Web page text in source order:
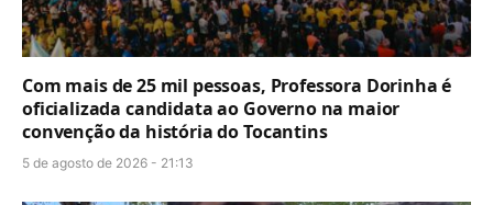
Com mais de 25 mil pessoas, Professora Dorinha é
oficializada candidata ao Governo na maior
convenção da história do Tocantins
5 de agosto de 2026 - 21:13